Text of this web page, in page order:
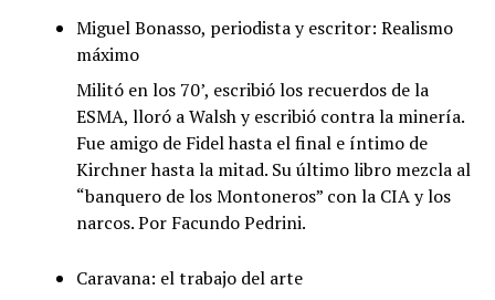
Miguel Bonasso, periodista y escritor: Realismo
máximo
Militó en los 70’, escribió los recuerdos de la
ESMA, lloró a Walsh y escribió contra la minería.
Fue amigo de Fidel hasta el final e íntimo de
Kirchner hasta la mitad. Su último libro mezcla al
“banquero de los Montoneros” con la CIA y los
narcos. Por Facundo Pedrini.
Caravana: el trabajo del arte